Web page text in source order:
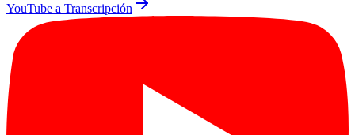
YouTube a Transcripción